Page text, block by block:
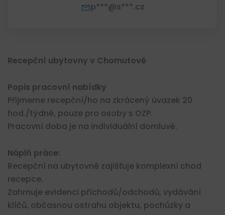
p***@s***.cz
Recepční ubytovny v Chomutově
Popis pracovní nabídky
Přijmeme recepční/ho na zkrácený úvazek 20
hod./týdně, pouze pro osoby s OZP.
Pracovní doba je na individuální domluvě.
Náplň práce:
Recepční na ubytovně zajišťuje komplexní chod
recepce.
Zahrnuje evidenci příchodů/odchodů, vydávání
klíčů, občasnou ostrahu objektu, pochůzky a